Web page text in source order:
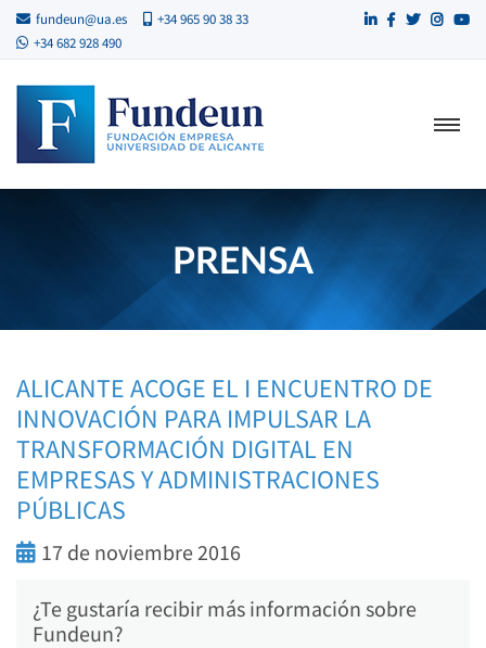
fundeun@ua.es
+34 965 90 38 33
+34 682 928 490
PRENSA
ALICANTE ACOGE EL I ENCUENTRO DE
INNOVACIÓN PARA IMPULSAR LA
TRANSFORMACIÓN DIGITAL EN
EMPRESAS Y ADMINISTRACIONES
PÚBLICAS
17 de noviembre 2016
¿Te gustaría recibir más información sobre
Fundeun?